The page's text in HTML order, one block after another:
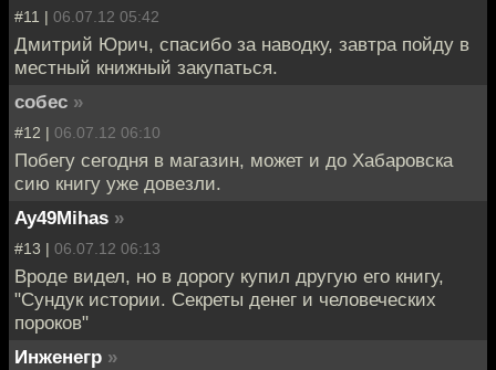
#11 | 06.07.12 05:42
Дмитрий Юрич, спасибо за наводку, завтра пойду в
местный книжный закупаться.
собес »
#12 | 06.07.12 06:10
Побегу сегодня в магазин, может и до Хабаровска
сию книгу уже довезли.
Ay49Mihas »
#13 | 06.07.12 06:13
Вроде видел, но в дорогу купил другую его книгу,
"Сундук истории. Секреты денег и человеческих
пороков"
Инженегр »